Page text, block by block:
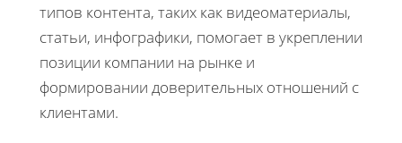
типов контента, таких как видеоматериалы,
статьи, инфографики, помогает в укреплении
позиции компании на рынке и
формировании доверительных отношений с
клиентами.